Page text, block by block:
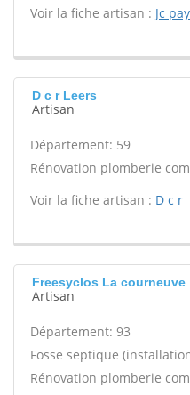
Voir la fiche artisan : Jc
D c r Leers
Artisan
Département: 59
Rénovation plomberie
Voir la fiche artisan : D c r
Freesyclos La courneuve
Artisan
Département: 93
Fosse septique
Rénovation plomberie